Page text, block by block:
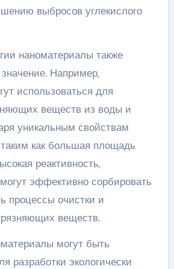
выбросов углекислого
наноматериалы также
Например,
использоваться для
веществ из воды и
уникальным свойствам
как большая площадь
реактивность,
эффективно сорбировать
процессы очистки и
веществ.
могут быть
разработки экологически